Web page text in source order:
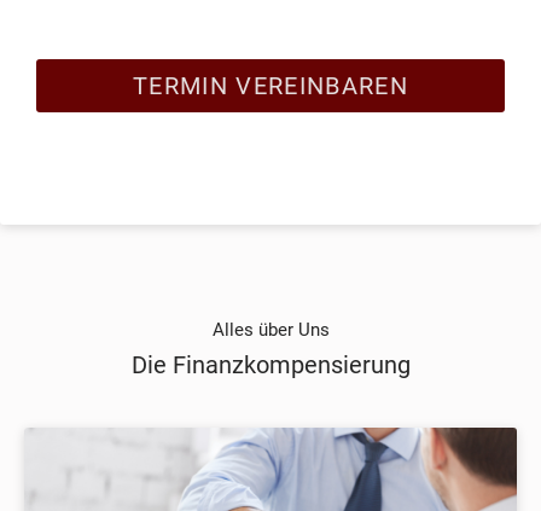
TERMIN VEREINBAREN
Alles über Uns
Die Finanzkompensierung